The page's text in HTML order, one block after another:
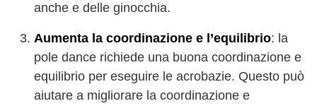
anche e delle ginocchia.
Aumenta la coordinazione e l’equilibrio: la
pole dance richiede una buona coordinazione e
equilibrio per eseguire le acrobazie. Questo può
aiutare a migliorare la coordinazione e